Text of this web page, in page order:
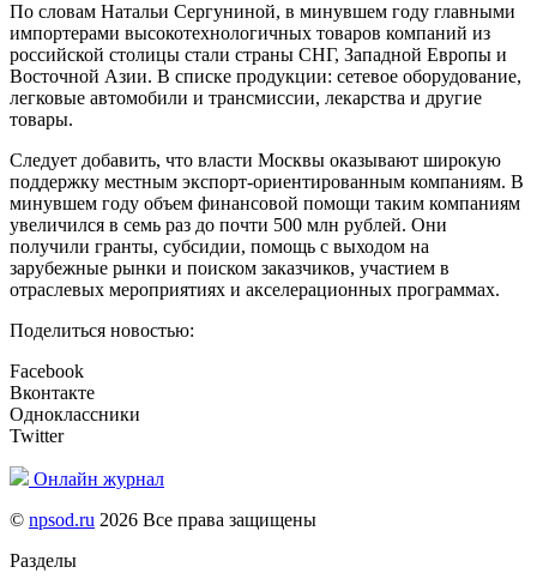
По словам Натальи Сергуниной, в минувшем году главными
импортерами высокотехнологичных товаров компаний из
российской столицы стали страны СНГ, Западной Европы и
Восточной Азии. В списке продукции: сетевое оборудование,
легковые автомобили и трансмиссии, лекарства и другие
товары.
Следует добавить, что власти Москвы оказывают широкую
поддержку местным экспорт-ориентированным компаниям. В
минувшем году объем финансовой помощи таким компаниям
увеличился в семь раз до почти 500 млн рублей. Они
получили гранты, субсидии, помощь с выходом на
зарубежные рынки и поиском заказчиков, участием в
отраслевых мероприятиях и акселерационных программах.
Поделиться новостью:
Facebook
Вконтакте
Одноклассники
Twitter
Онлайн журнал
© npsod.ru 2026 Все права защищены
Разделы